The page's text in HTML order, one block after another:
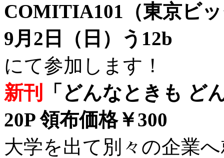
COMITIA101（東京ビ
9月2日（日）う12b
にて参加します！
新刊
「どんなときも ど
20P 領布価格￥300
大学を出て別々の企業